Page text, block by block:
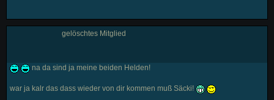
gelöschtes Mitglied
na da sind ja meine beiden Helden!
war ja kalr das dass wieder von dir kommen muß Säcki!